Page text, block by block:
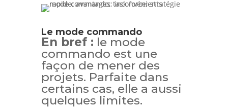
Le mode commando
En bref : le mode
commando est une
façon de mener des
projets. Parfaite dans
certains cas, elle a aussi
quelques limites.